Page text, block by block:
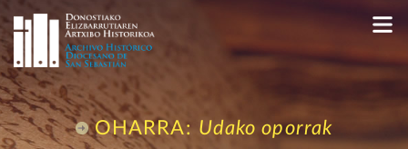
OHARRA: Udako oporrak